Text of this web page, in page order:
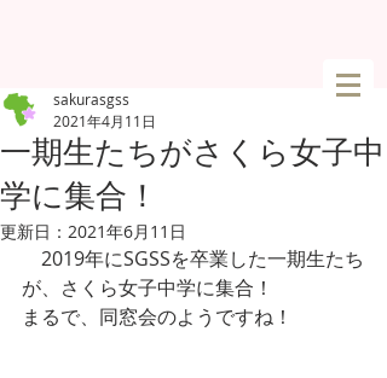
一期生たちがさくら女子中
学に集合！
sakurasgss
2021年4月11日
更新日： 2021年6月11日
2019年にSGSSを卒業した一期生たち
が、さくら女子中学に集合！
まるで、同窓会のようですね！